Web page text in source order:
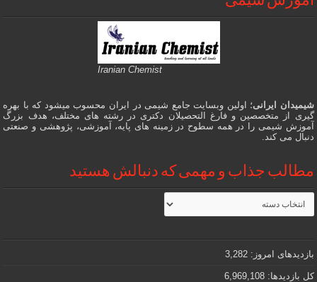
Iranian Chemist
شیمیدان ایرانی؛ اولین وبسایت جامع شیمی در ایران محسوب میشود که با بهره
گیری از متخصصین و فارغ التحصیلان دکتری در رشته های مختلف، هدف بزرگ
آموزش شیمی را در همه سطوح در زمینه های پایه، آموزشی، پژوهشی و صنعتی
دنبال می کند.
مطالب جذاب و مهمی که دنبالش هستید
مطالب
جذاب
و
که
دنبالش
هستید
بازدیدهای امروز: 3,282
کل بازدیدها: 6,969,108